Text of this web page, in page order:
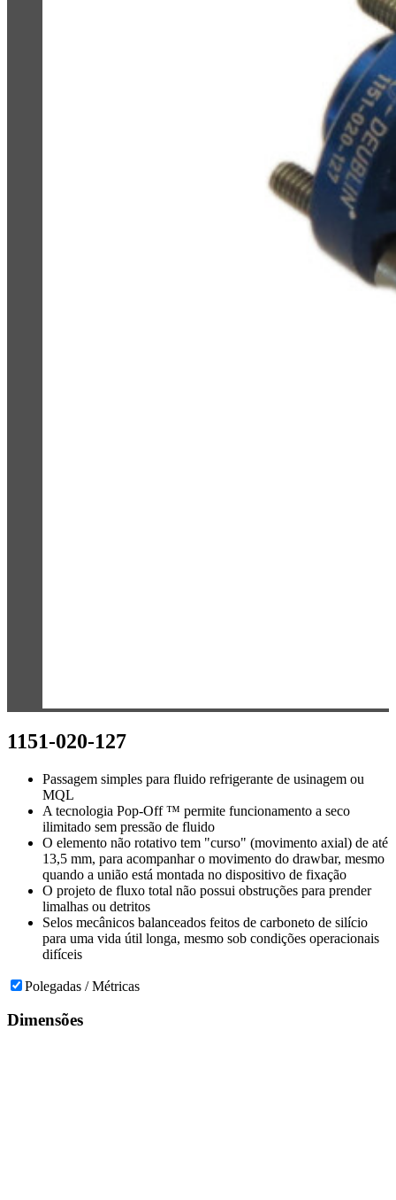
1151-020-127
Passagem simples para fluido refrigerante de usinagem ou
MQL
A tecnologia Pop-Off ™ permite funcionamento a seco
ilimitado sem pressão de fluido
O elemento não rotativo tem "curso" (movimento axial) de até
13,5 mm, para acompanhar o movimento do drawbar, mesmo
quando a união está montada no dispositivo de fixação
O projeto de fluxo total não possui obstruções para prender
limalhas ou detritos
Selos mecânicos balanceados feitos de carboneto de silício
para uma vida útil longa, mesmo sob condições operacionais
difíceis
Polegadas / Métricas
Dimensões